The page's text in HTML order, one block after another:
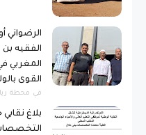
الرضواني
الفقيه
المغربي
القوى
​في محطة
بلاغ
التخصصات